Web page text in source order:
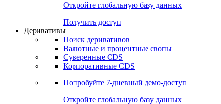
Откройте глобальную базу данных
Получить доступ
Деривативы
Поиск деривативов
Валютные и процентные свопы
Суверенные CDS
Корпоративные CDS
Попробуйте 7-дневный демо-доступ
Откройте глобальную базу данных